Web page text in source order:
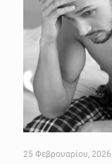
25 Φεβρουαρίου, 2026